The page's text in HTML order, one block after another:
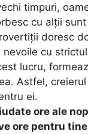
timpuri,
cu alții
doresc
cu
lucru,
Astfel,
ei.
ore ale
ore pentru